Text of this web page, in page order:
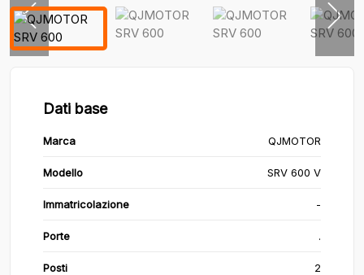
Dati base
Marca QJMOTOR
Modello SRV 600 V
Immatricolazione -
Porte .
Posti 2